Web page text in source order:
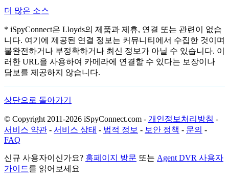
더 많은 소스
* iSpyConnect은 Lloyds의 제품과 제휴, 연결 또는 관련이 없습
니다. 여기에 제공된 연결 정보는 커뮤니티에서 수집한 것이며
불완전하거나 부정확하거나 최신 정보가 아닐 수 있습니다. 이
러한 URL을 사용하여 카메라에 연결할 수 있다는 보장이나
담보를 제공하지 않습니다.
상단으로 돌아가기
© Copyright 2011-2026 iSpyConnect.com - 개인정보처리방침 -
서비스 약관 - 서비스 상태 - 법적 정보 - 보안 정책 - 문의 -
FAQ
신규 사용자이신가요? 홈페이지 방문 또는 Agent DVR 사용자
가이드를 읽어보세요